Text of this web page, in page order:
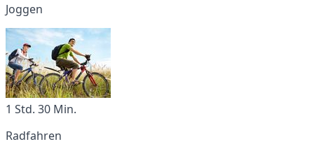
Joggen
1 Std. 30 Min.
Radfahren